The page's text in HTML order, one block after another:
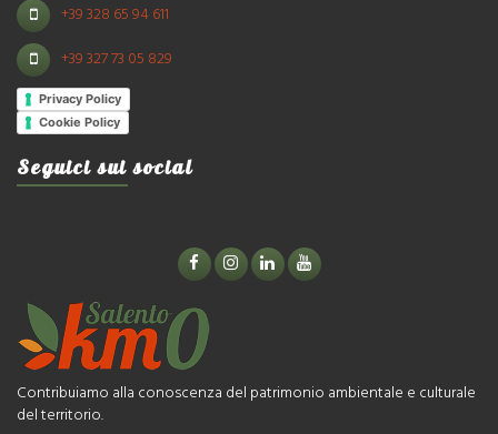
+39 328 65 94 611
+39 327 73 05 829
Privacy Policy
Cookie Policy
Seguici sui social
Contribuiamo alla conoscenza del patrimonio ambientale e culturale
del territorio.